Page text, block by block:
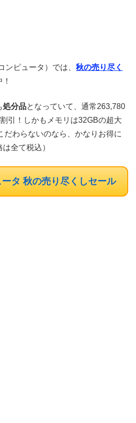
ンピュータ）では、 秋の売り尽く
処分品となっていて、通常263,780
引！しかもメモリは32GBの超大
だわらないのなら、かなりお得に
全て税込）
タ 秋の売り尽くしセール